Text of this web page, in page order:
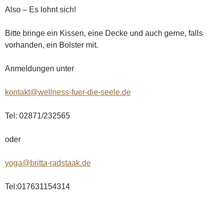
Also – Es lohnt sich!
Bitte bringe ein Kissen, eine Decke und auch gerne, falls
vorhanden, ein Bolster mit.
Anmeldungen unter
kontakt@wellness-fuer-die-seele.de
Tel: 02871/232565
oder
yoga@britta-radstaak.de
Tel:017631154314